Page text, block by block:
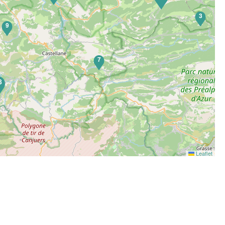
7
3
9
Leaflet